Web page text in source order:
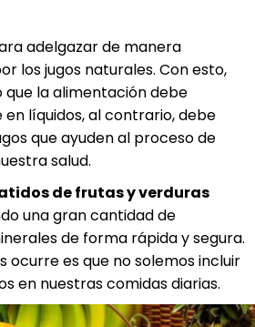
adelgazar de manera
los jugos naturales. Con esto,
que la alimentación debe
líquidos, al contrario, debe
que ayuden al proceso de
salud.
de frutas y verduras
una gran cantidad de
de forma rápida y segura.
ocurre es que no solemos incluir
en nuestras comidas diarias.